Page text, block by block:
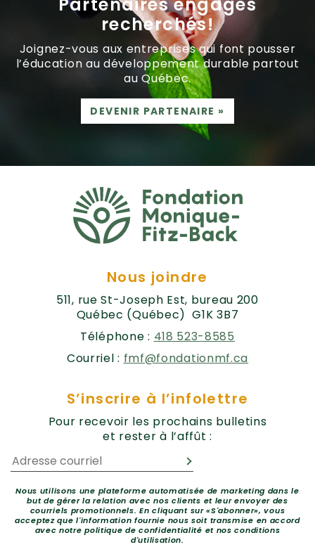
recherchés!
Joignez-vous aux entreprises qui font pousser
l’éducation au développement durable partout
au Québec.
DEVENIR PARTENAIRE »
Nous joindre
511, rue St-Joseph Est, bureau 200
Québec (Québec) G1K 3B7
Téléphone : 418 523-8585
Courriel : fmf@fondationmf.ca
S’inscrire à l’infolettre
Pour recevoir les prochains bulletins
et rester à l’affût :
Nous utilisons une plateforme automatisée de marketing dans le
but de gérer la relation avec nos clients et leur envoyer des
courriels promotionnels. En cliquant sur «S'abonner», vous
acceptez que l'information fournie nous soit transmise en accord
avec notre politique de confidentialité et nos conditions
d'utilisation.